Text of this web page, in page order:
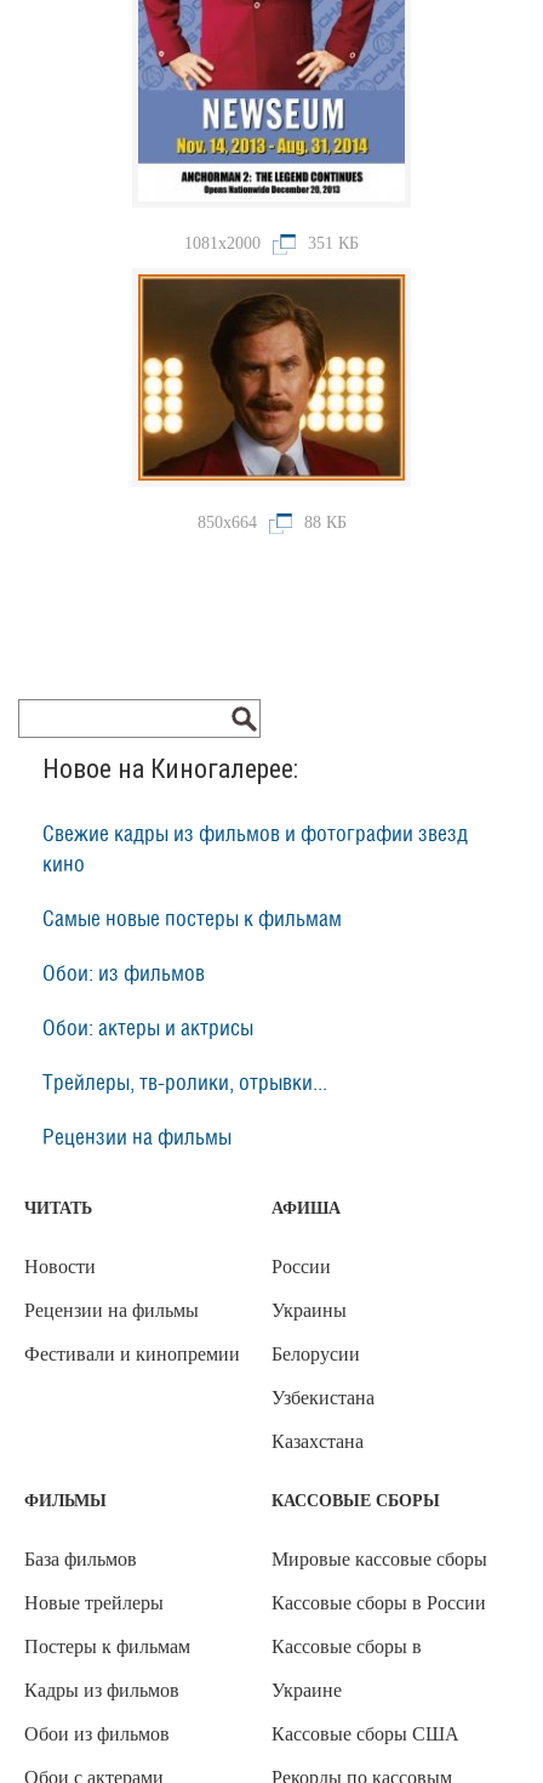
1081x2000 351 КБ
850x664 88 КБ
Новое на Киногалерее:
Свежие кадры из фильмов и фотографии звезд
кино
Самые новые постеры к фильмам
Обои: из фильмов
Обои: актеры и актрисы
Трейлеры, тв-ролики, отрывки...
Рецензии на фильмы
ЧИТАТЬ
Новости
Рецензии на фильмы
Фестивали и кинопремии
АФИША
России
Украины
Белорусии
Узбекистана
Казахстана
ФИЛЬМЫ
База фильмов
Новые трейлеры
Постеры к фильмам
Кадры из фильмов
Обои из фильмов
Обои с актерами
КАССОВЫЕ СБОРЫ
Мировые кассовые сборы
Кассовые сборы в России
Кассовые сборы в
Украине
Кассовые сборы США
Рекорды по кассовым